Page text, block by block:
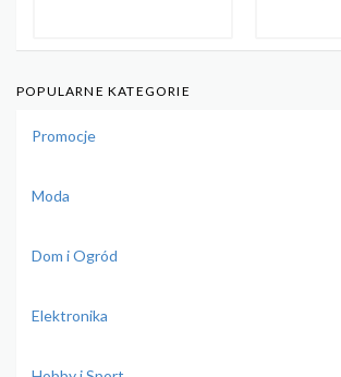
POPULARNE KATEGORIE
Promocje
Moda
Dom i Ogród
Elektronika